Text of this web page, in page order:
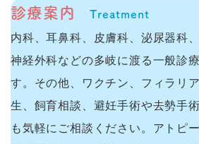
診療案内 Treatment
内科、耳鼻科、皮膚科、泌尿器科
神経外科などの多岐に渡る一般診
す。その他、ワクチン、フィラリ
生、飼育相談、避妊手術や去勢手
も気軽にご相談ください。アトピ